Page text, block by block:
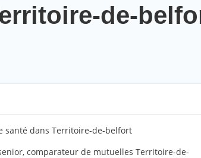
de-
santé dans Territoire-de-belfort
comparateur de mutuelles Territoire-de-